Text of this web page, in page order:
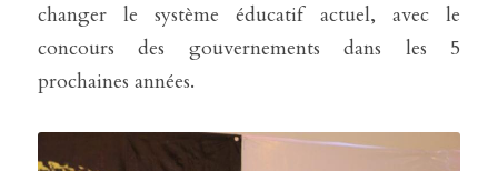
changer le système éducatif actuel, avec le
concours des gouvernements dans les 5
prochaines années.